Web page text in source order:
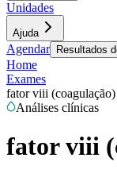
Unidades
Ajuda
Agendar Resultados
Home
Exames
fator viii (coagulação)
Análises clínicas
fator viii